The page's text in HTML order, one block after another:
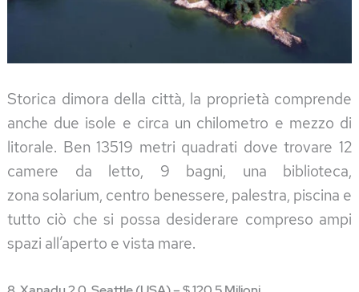
Storica dimora della città, la proprietà comprende
anche due isole e circa un chilometro e mezzo di
litorale. Ben 13519 metri quadrati dove trovare 12
camere da letto, 9 bagni, una biblioteca,
zona solarium, centro benessere, palestra, piscina e
tutto ciò che si possa desiderare compreso ampi
spazi all’aperto e vista mare.